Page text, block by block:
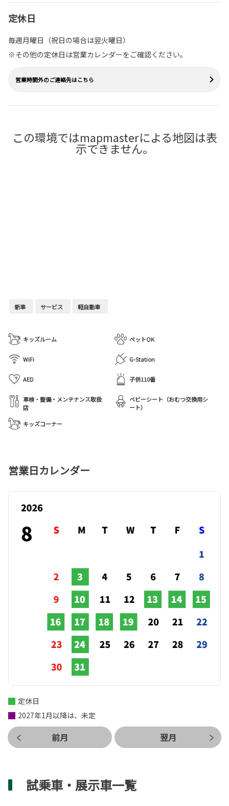
定休日
毎週月曜日（祝日の場合は翌火曜日）
※その他の定休日は営業カレンダーをご確認ください。
営業時間外のご連絡先はこちら
新車 サービス 軽自動車
キッズルーム ペットOK
WiFi G-Station
AED 子供110番
車検・整備・メンテナンス取扱
店
ベビーシート（おむつ交換用シ
ート）
キッズコーナー
この環境ではmapmasterによる地図は表
示できません。
営業日カレンダー
前月 翌月
定休日
2027年1月以降は、未定
試乗車・展示車一覧